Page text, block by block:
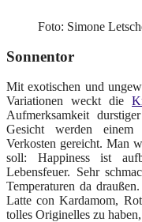
Foto: Simone
Sonnentor
Mit exotischen und
Variationen weckt die
Aufmerksamkeit
Gesicht werden einem
Verkosten gereicht. Man
soll: Happiness ist
Lebensfeuer. Sehr
Temperaturen da
Latte con Kardamom,
tolles Originelles zu